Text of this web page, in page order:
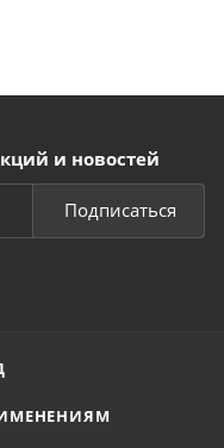
и новостей
Подписаться